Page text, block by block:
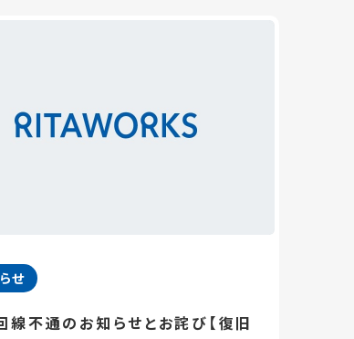
せ
線不通のお知らせとお詫び【復旧